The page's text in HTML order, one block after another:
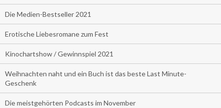
Die Medien-Bestseller 2021
Erotische Liebesromane zum Fest
Kinochartshow / Gewinnspiel 2021
Weihnachten naht und ein Buch ist das beste Last Minute-
Geschenk
Die meistgehörten Podcasts im November